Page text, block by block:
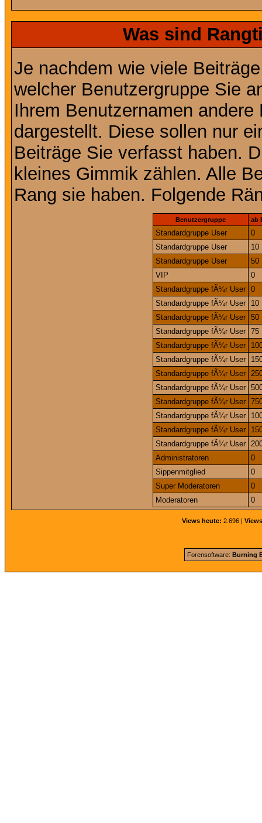
Was sind
Je nachdem wie viele
welcher Benutzergruppe Sie
Ihrem Benutzernamen
dargestellt. Diese sollen nur
Beiträge Sie verfasst haben.
kleines Gimmik zählen. Alle
Rang sie haben. Folgende
Benutzergruppe ab
Standardgruppe User
0
Standardgruppe User
10
Standardgruppe User
50
VIP
0
Standardgruppe fÃ¼r User
0
Standardgruppe fÃ¼r User
10
Standardgruppe fÃ¼r User
50
Standardgruppe fÃ¼r User
75
Standardgruppe fÃ¼r User
Standardgruppe fÃ¼r User
Standardgruppe fÃ¼r User
Standardgruppe fÃ¼r User
Standardgruppe fÃ¼r User
Standardgruppe fÃ¼r User
Standardgruppe fÃ¼r User
Standardgruppe fÃ¼r User
Administratoren
0
Sippenmitglied
0
Super Moderatoren
0
Moderatoren
0
Views heute: 2.696 |
Forensoftware: Burning